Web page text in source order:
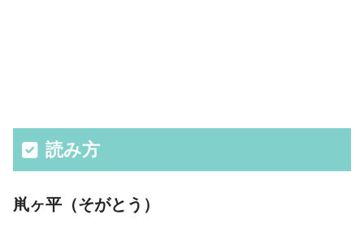
読み方
鼡ヶ平（そがとう）